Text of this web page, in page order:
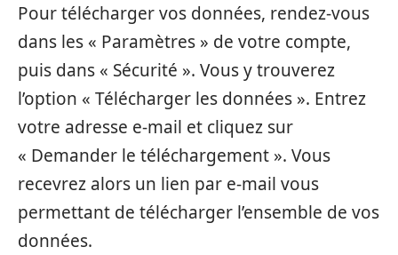
Pour télécharger vos données, rendez-vous
dans les « Paramètres » de votre compte,
puis dans « Sécurité ». Vous y trouverez
l’option « Télécharger les données ». Entrez
votre adresse e-mail et cliquez sur
« Demander le téléchargement ». Vous
recevrez alors un lien par e-mail vous
permettant de télécharger l’ensemble de vos
données.